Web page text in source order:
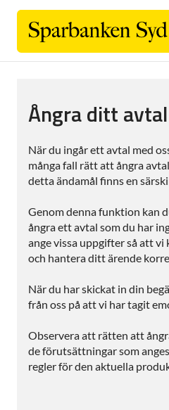
Ångra ditt avtal
När du ingår ett avtal med
många fall rätt att ångra
detta ändamål finns en
Genom denna funktion kan
ångra ett avtal som du har
ange vissa uppgifter så att
och hantera ditt ärende
När du har skickat in din
från oss på att vi har tagit
Observera att rätten att
de förutsättningar som
regler för den aktuella